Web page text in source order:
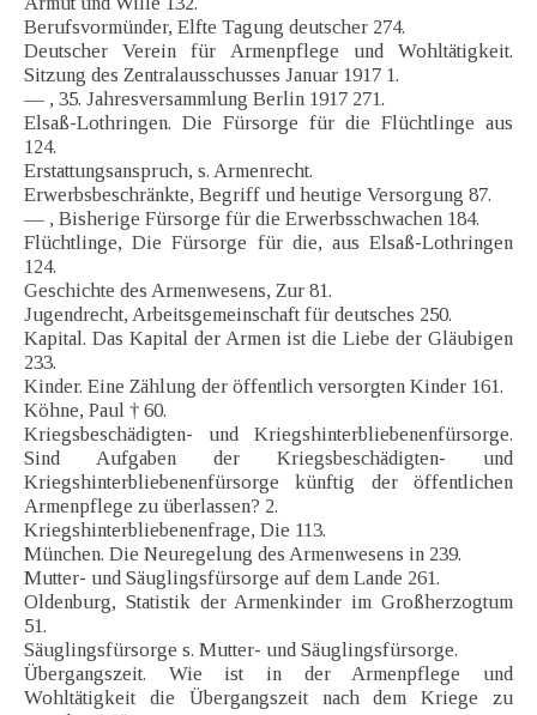
Berufsvormünder, Elfte Tagung deutscher 274.
Deutscher Verein für Armenpflege und Wohltätigkeit.
Sitzung des Zentralausschusses Januar 1917 1.
— , 35. Jahresversammlung Berlin 1917 271.
Elsaß-Lothringen. Die Fürsorge für die Flüchtlinge aus
124.
Erstattungsanspruch, s. Armenrecht.
Erwerbsbeschränkte, Begriff und heutige Versorgung 87.
— , Bisherige Fürsorge für die Erwerbsschwachen 184.
Flüchtlinge, Die Fürsorge für die, aus Elsaß-Lothringen
124.
Geschichte des Armenwesens, Zur 81.
Jugendrecht, Arbeitsgemeinschaft für deutsches 250.
Kapital. Das Kapital der Armen ist die Liebe der Gläubigen
233.
Kinder. Eine Zählung der öffentlich versorgten Kinder 161.
Köhne, Paul † 60.
Kriegsbeschädigten- und Kriegshinterbliebenenfürsorge.
Sind Aufgaben der Kriegsbeschädigten- und
Kriegshinterbliebenenfürsorge künftig der öffentlichen
Armenpflege zu überlassen? 2.
Kriegshinterbliebenenfrage, Die 113.
München. Die Neuregelung des Armenwesens in 239.
Mutter- und Säuglingsfürsorge auf dem Lande 261.
Oldenburg, Statistik der Armenkinder im Großherzogtum
51.
Säuglingsfürsorge s. Mutter- und Säuglingsfürsorge.
Übergangszeit. Wie ist in der Armenpflege und
Wohltätigkeit die Übergangszeit nach dem Kriege zu